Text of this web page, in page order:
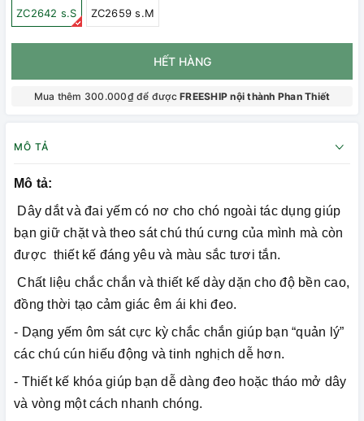
ZC2642 s.S ZC2659 s.M
HẾT HÀNG
Mua thêm 300.000₫ để đượcFREESHIP nội thành Phan Thiết
MÔ TẢ
Mô tả:
Dây dắt và đai yếm có nơ cho chó ngoài tác dụng giúp
bạn giữ chặt và theo sát chú thú cưng của mình mà còn
được thiết kế đáng yêu và màu sắc tươi tắn.
Chất liệu chắc chắn và thiết kế dày dặn cho độ bền cao,
đồng thời tạo cảm giác êm ái khi đeo.
- Dạng yếm ôm sát cực kỳ chắc chắn giúp bạn “quản lý”
các chú cún hiếu động và tinh nghịch dễ hơn.
- Thiết kế khóa giúp bạn dễ dàng đeo hoặc tháo mở dây
và vòng một cách nhanh chóng.